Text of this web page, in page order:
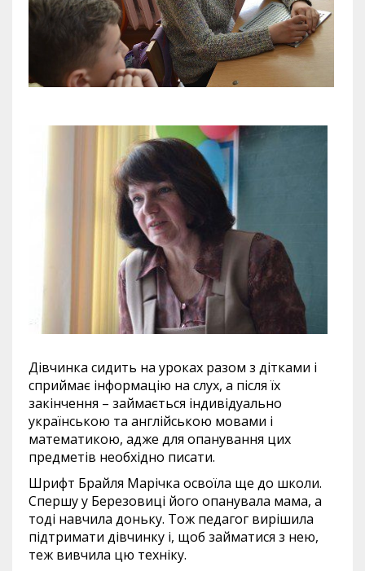
Дівчинка сидить на уроках разом з дітками і
сприймає інформацію на слух, а після їх
закінчення – займається індивідуально
українською та англійською мовами і
математикою, адже для опанування цих
предметів необхідно писати.
Шрифт Брайля Марічка освоїла ще до школи.
Спершу у Березовиці його опанувала мама, а
тоді навчила доньку. Тож педагог вирішила
підтримати дівчинку і, щоб займатися з нею,
теж вивчила цю техніку.